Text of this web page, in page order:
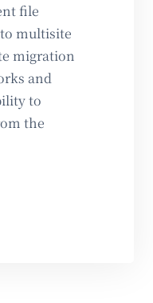
file
multisite
migration
and
to
the